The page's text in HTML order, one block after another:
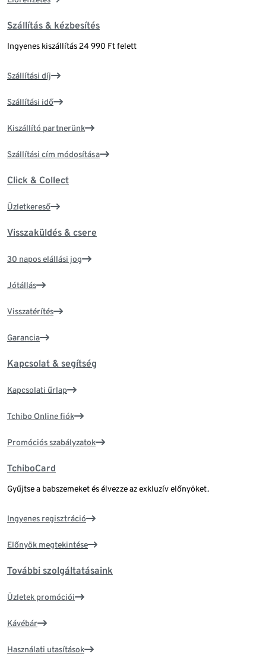
Szállítás & kézbesítés
Ingyenes kiszállítás 24 990 Ft felett
Szállítási díj
Szállítási idő
Kiszállító partnerünk
Szállítási cím módosítása
Click & Collect
Üzletkereső
Visszaküldés & csere
30 napos elállási jog
Jótállás
Visszatérítés
Garancia
Kapcsolat & segítség
Kapcsolati űrlap
Tchibo Online fiók
Promóciós szabályzatok
TchiboCard
Gyűjtse a babszemeket és élvezze az exkluzív előnyöket.
Ingyenes regisztráció
Előnyök megtekintése
További szolgáltatásaink
Üzletek promóciói
Kávébár
Használati utasítások